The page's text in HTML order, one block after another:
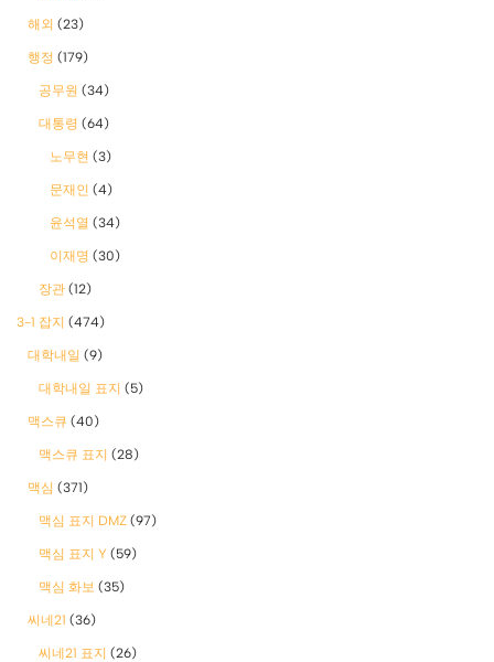
해외 (23)
행정 (179)
공무원 (34)
대통령 (64)
노무현 (3)
문재인 (4)
윤석열 (34)
이재명 (30)
장관 (12)
3-1 잡지 (474)
대학내일 (9)
대학내일 표지 (5)
맥스큐 (40)
맥스큐 표지 (28)
맥심 (371)
맥심 표지 DMZ (97)
맥심 표지 Y (59)
맥심 화보 (35)
씨네21 (36)
씨네21 표지 (26)